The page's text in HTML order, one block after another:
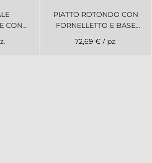
CON
PIATTO ROTONDO CON
FORNELLETTO E BASE
LEGNO
72,69 € / pz.